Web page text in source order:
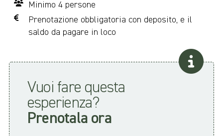
Minimo 4 persone
Prenotazione obbligatoria con deposito, e il
saldo da pagare in loco
Vuoi fare questa
esperienza?
Prenotala ora